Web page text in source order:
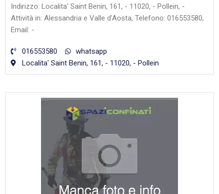
Indirizzo: Localita' Saint Benin, 161, - 11020, - Pollein, -
Attività in: Alessandria e Valle d'Aosta, Telefono: 016553580,
Email: -
016553580
whatsapp
Localita' Saint Benin, 161, - 11020, - Pollein